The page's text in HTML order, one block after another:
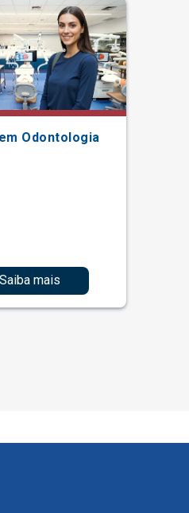
Odontologia
Saiba mais